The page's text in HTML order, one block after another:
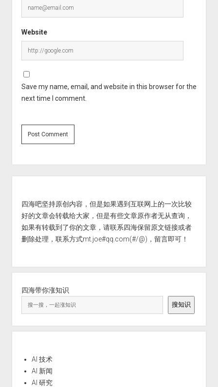
Website
Save my name, email, and website in this browser for the
next time I comment.
四海吧坚持原创内容，但是如果遇到互联网上的一次比较
好的文章会转载给大家，但是有些文章原作者无从查询，
如果有转载到了你的文章，请联系四海保留原文链接或者
删除处理，联系方式mt.joe#qq.com(#/@)，留言即可！
四海带你涨知识
搜知识
AI 技术
AI 新闻
AI 研究